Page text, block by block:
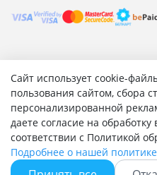
Сайт использует cookie-
пользования сайтом, сбора
персонализированной
даете согласие на
соответствии с Политикой
Подробнее о нашей
© 2001-2026 «Битрикс», «1С-
Битрикс: Управление сайтом.
Согласие на обработку
Отзыв согласия на обработку
Политика обработки
Соглашение об использовании